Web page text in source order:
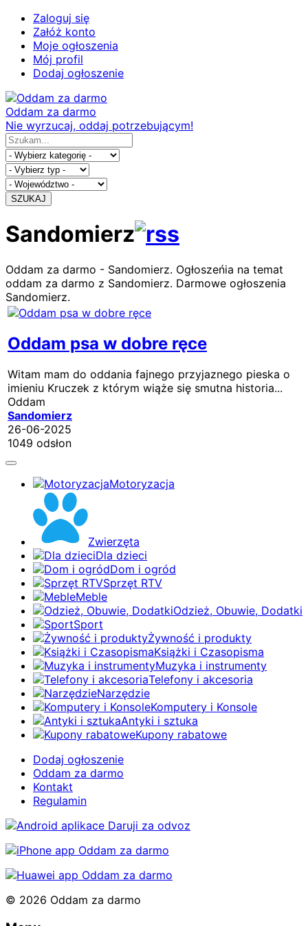
Zaloguj się
Załóż konto
Moje ogłoszenia
Mój profil
Dodaj ogłoszenie
Oddam za darmo
Nie wyrzucaj, oddaj potrzebującym!
SZUKAJ
Sandomierz
Oddam za darmo - Sandomierz. Ogłoszeńia na temat
oddam za darmo z Sandomierz. Darmowe ogłoszenia
Sandomierz.
Oddam psa w dobre ręce
Witam mam do oddania fajnego przyjaznego pieska o
imieniu Kruczek z którym wiąże się smutna historia...
Oddam
Sandomierz
26-06-2025
1049 odsłon
Motoryzacja
Zwierzęta
Dla dzieci
Dom i ogród
Sprzęt RTV
Meble
Odzież, Obuwie, Dodatki
Sport
Żywność i produkty
Książki i Czasopisma
Muzyka i instrumenty
Telefony i akcesoria
Narzędzie
Komputery i Konsole
Antyki i sztuka
Kupony rabatowe
Dodaj ogłoszenie
Oddam za darmo
Kontakt
Regulamin
© 2026 Oddam za darmo